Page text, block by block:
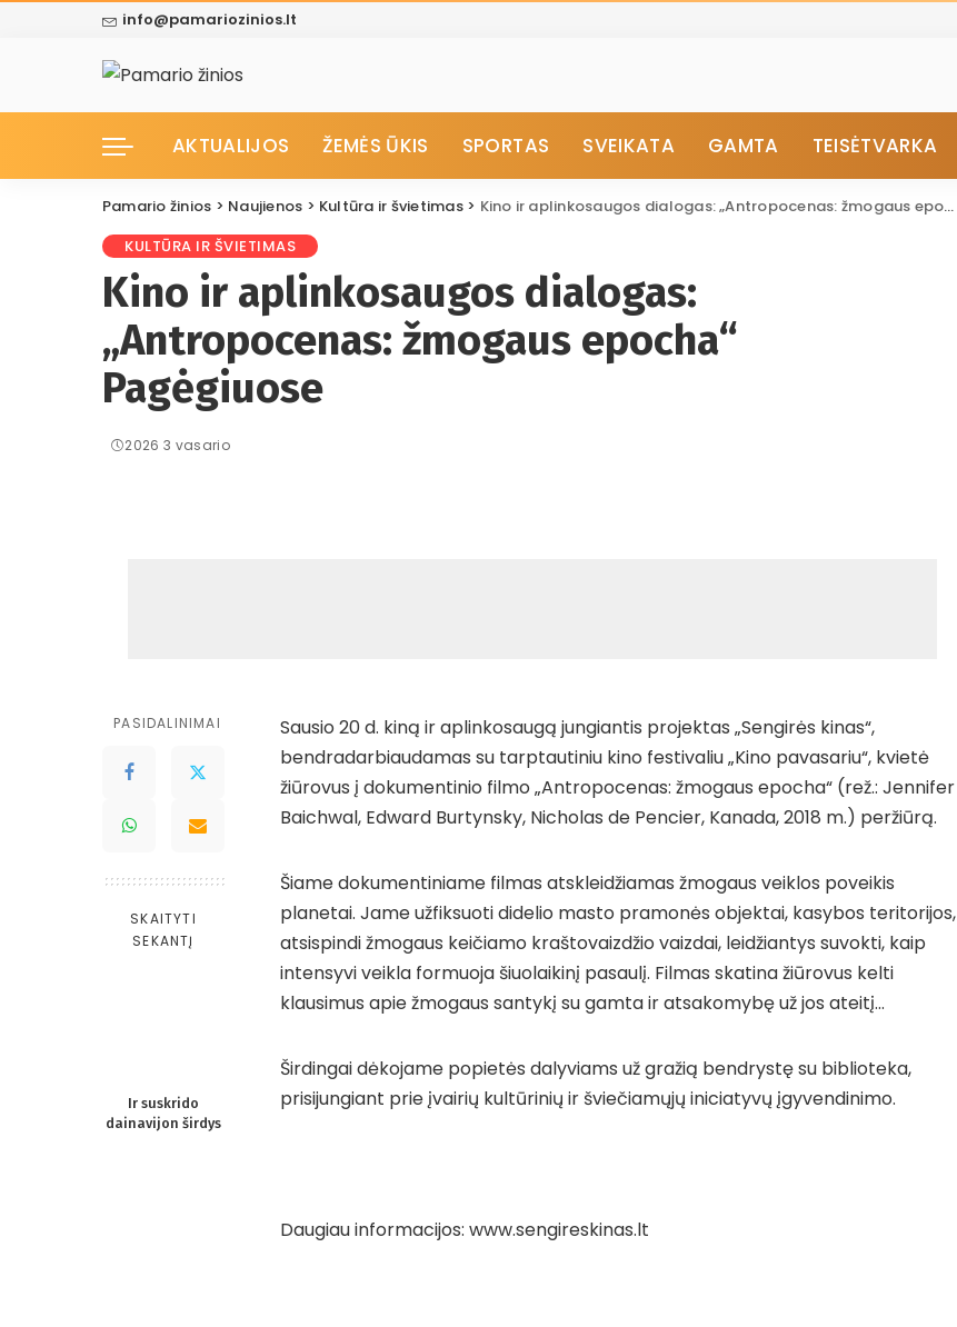
info@pamariozinios.lt
AKTUALIJOS ŽEMĖS ŪKIS SPORTAS SVEIKATA GAMTA TEISĖTVARKA
Pamario žinios > Naujienos > Kultūra ir švietimas> Kino ir aplinkosaugos dialogas: „Antropocenas: žmogaus epocha“ Pagėgiuose
KULTŪRA IR ŠVIETIMAS
Kino ir aplinkosaugos dialogas:
„Antropocenas: žmogaus epocha“
Pagėgiuose
2026 3 vasario
PASIDALINIMAI
SKAITYTI
SEKANTĮ
Ir suskrido
dainavijon širdys
Sausio 20 d. kiną ir aplinkosaugą jungiantis projektas „Sengirės kinas“,
bendradarbiaudamas su tarptautiniu kino festivaliu „Kino pavasariu“, kvietė
žiūrovus į dokumentinio filmo „Antropocenas: žmogaus epocha“ (rež.: Jennifer
Baichwal, Edward Burtynsky, Nicholas de Pencier, Kanada, 2018 m.) peržiūrą.
Šiame dokumentiniame filmas atskleidžiamas žmogaus veiklos poveikis
planetai. Jame užfiksuoti didelio masto pramonės objektai, kasybos teritorijos,
atsispindi žmogaus keičiamo kraštovaizdžio vaizdai, leidžiantys suvokti, kaip
intensyvi veikla formuoja šiuolaikinį pasaulį. Filmas skatina žiūrovus kelti
klausimus apie žmogaus santykį su gamta ir atsakomybę už jos ateitį…
Širdingai dėkojame popietės dalyviams už gražią bendrystę su biblioteka,
prisijungiant prie įvairių kultūrinių ir šviečiamųjų iniciatyvų įgyvendinimo.
Daugiau informacijos: www.sengireskinas.lt